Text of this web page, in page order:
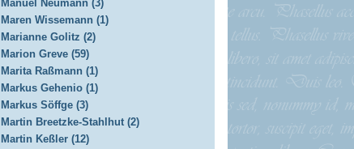
Manuel Neumann (3)
Maren Wissemann (1)
Marianne Golitz (2)
Marion Greve (59)
Marita Raßmann (1)
Markus Gehenio (1)
Markus Söffge (3)
Martin Breetzke-Stahlhut (2)
Martin Keßler (12)